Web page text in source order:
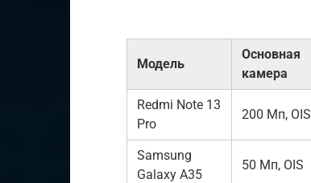
Модель
Основная
камера
Redmi Note 13
Pro
200 Мп, OIS
Samsung
Galaxy A35
50 Мп, OIS